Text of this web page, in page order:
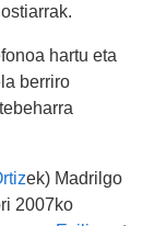
hartu eta
berriro
ek) Madrilgo
2007ko